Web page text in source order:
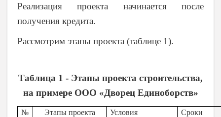
Реализация проекта начинается после
получения кредита.
Рассмотрим этапы проекта (таблице 1).
Таблица 1 - Этапы проекта строительства,
на примере ООО «Дворец Единоборств»
№
Этапы проекта
Условия
Сроки